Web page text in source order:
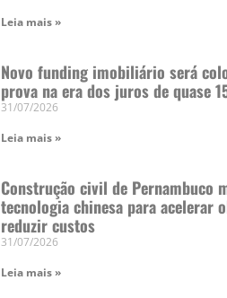
Leia mais »
Novo funding imobiliário será
prova na era dos juros de quase
31/07/2026
Leia mais »
Construção civil de Pernambuco
tecnologia chinesa para acelerar
reduzir custos
31/07/2026
Leia mais »